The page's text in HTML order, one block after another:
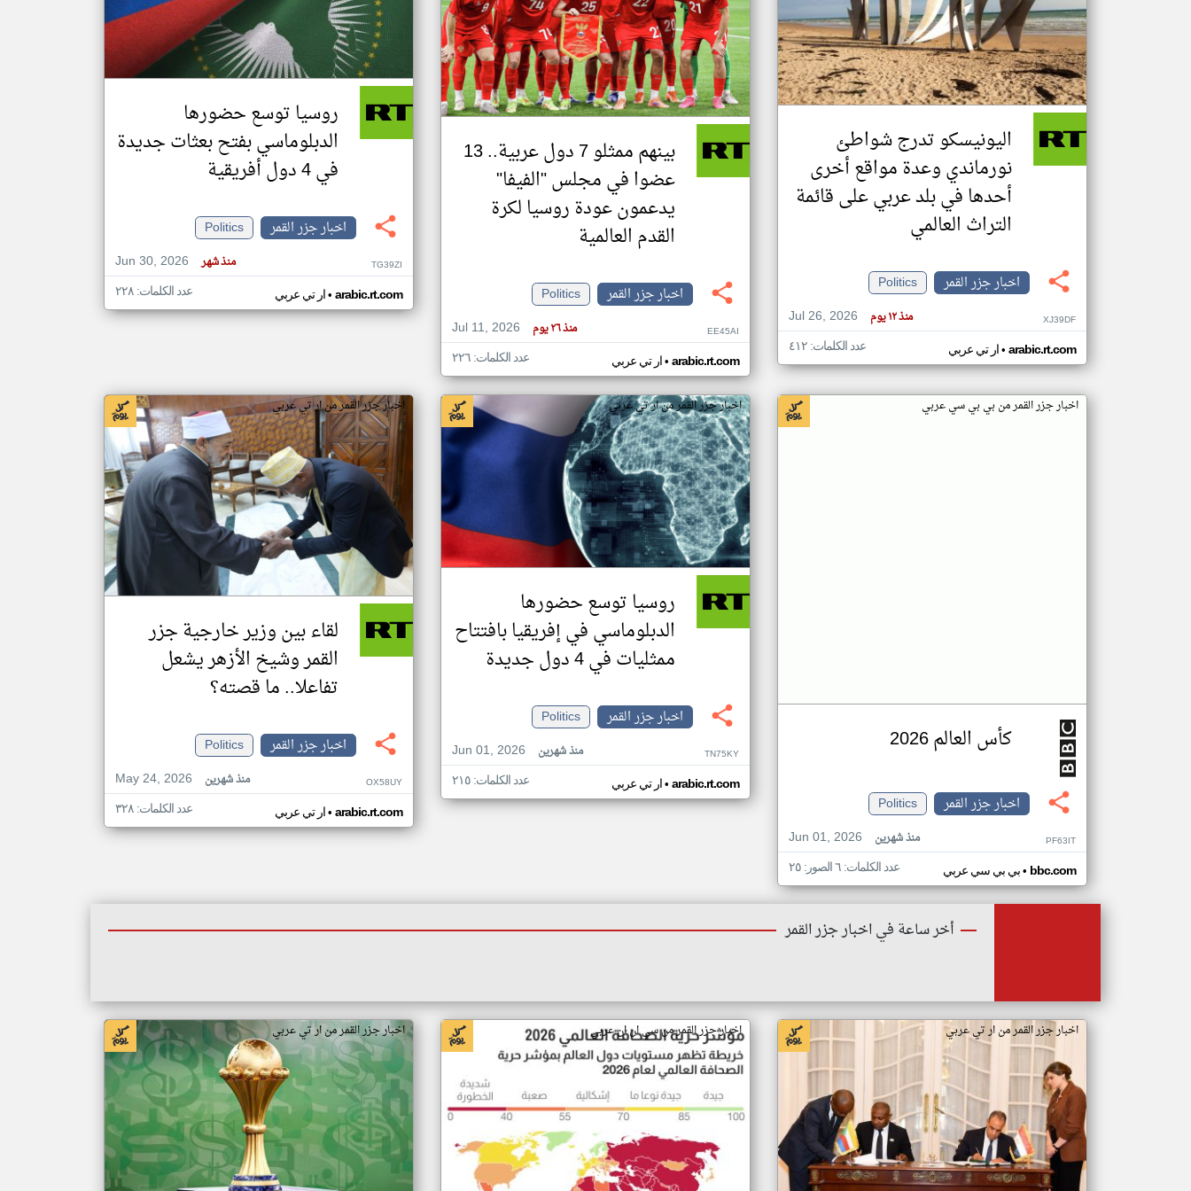
تغيير الدولة
اخبار جزر القمر على مدار الساعة
أهم اخبار جزر القمر العاجلة والمباشرة
اليونيسكو تدرج شواطئ
نورماندي وعدة مواقع أخرى
أحدها في بلد عربي على قائمة
التراث العالمي
اخبار جزر القمر
Politics
Jul 26, 2026
منذ ١٢ يوم XJ39DF
ار تي عربي• arabic.rt.com عدد الكلمات: ٤١٢
بينهم ممثلو 7 دول عربية.. 13
عضوا في مجلس "الفيفا"
يدعمون عودة روسيا لكرة
القدم العالمية
اخبار جزر القمر
Politics
Jul 11, 2026
منذ ٢٦ يوم EE45AI
ار تي عربي• arabic.rt.com عدد الكلمات: ٢٢٦
روسيا توسع حضورها
الدبلوماسي بفتح بعثات جديدة
في 4 دول أفريقية
اخبار جزر القمر
Politics
Jun 30, 2026
منذ شهر TG39ZI
ار تي عربي• arabic.rt.com عدد الكلمات: ٢٢٨
اخبار جزر القمر من بي بي سي عربي
كأس العالم 2026
اخبار جزر القمر
Politics
Jun 01, 2026
منذ شهرين PF63IT
بي بي سي عربي• bbc.com عدد الكلمات: ٦ الصور: ٢٥
اخبار جزر القمر من ار تي عربي
روسيا توسع حضورها
الدبلوماسي في إفريقيا بافتتاح
ممثليات في 4 دول جديدة
اخبار جزر القمر
Politics
Jun 01, 2026
منذ شهرين TN75KY
ار تي عربي• arabic.rt.com عدد الكلمات: ٢١٥
اخبار جزر القمر من ار تي عربي
لقاء بين وزير خارجية جزر
القمر وشيخ الأزهر يشعل
تفاعلا.. ما قصته؟
اخبار جزر القمر
Politics
May 24, 2026
منذ شهرين OX58UY
ار تي عربي• arabic.rt.com عدد الكلمات: ٣٢٨
أخر ساعة في اخبار جزر القمر
اخبار جزر القمر من ار تي عربي اخبار جزر القمر من سي ان ان عربي اخبار جزر القمر من ار تي عربي
klyoum.com